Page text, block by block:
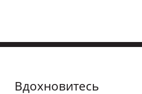
Вдохновитесь